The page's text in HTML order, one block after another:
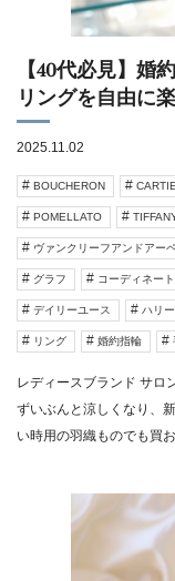
【40代必見】
リングを自由に
2025.11.02
BOUCHERON
POMELLATO
ヴァンクリーフアンドアー
グラフ コーディネート
デイリーユース ハリ
リング 婚約指輪
レディースブランド サロ
ずいぶんと涼しくなり、
い時用の羽織ものでも買